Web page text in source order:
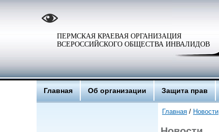
ПЕРМСКАЯ КРАЕВАЯ ОРГАНИЗАЦИЯ
ВСЕРОССИЙСКОГО ОБЩЕСТВА ИНВАЛИДОВ
Главная Об организации Защита прав
Главная / Новости